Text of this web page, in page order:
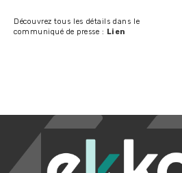
Découvrez tous les détails dans le
communiqué de presse : Lien